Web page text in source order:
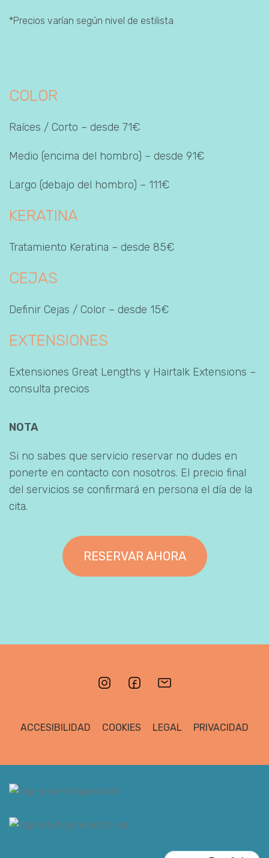
*Precios varían según nivel de estilista
COLOR
Raíces / Corto – desde 71€
Medio (encima del hombro) – desde 91€
Largo (debajo del hombro) – 111€
KERATINA
Tratamiento Keratina – desde 85€
CEJAS
Definir Cejas / Color – desde 15€
EXTENSIONES
Extensiones Great Lengths y Hairtalk Extensions –
consulta precios
NOTA
Si no sabes que servicio reservar no dudes en
ponerte en contacto con nosotros. El precio final
del servicios se confirmará en persona el día de la
cita.
RESERVAR AHORA
ACCESIBILIDAD COOKIES LEGAL PRIVACIDAD